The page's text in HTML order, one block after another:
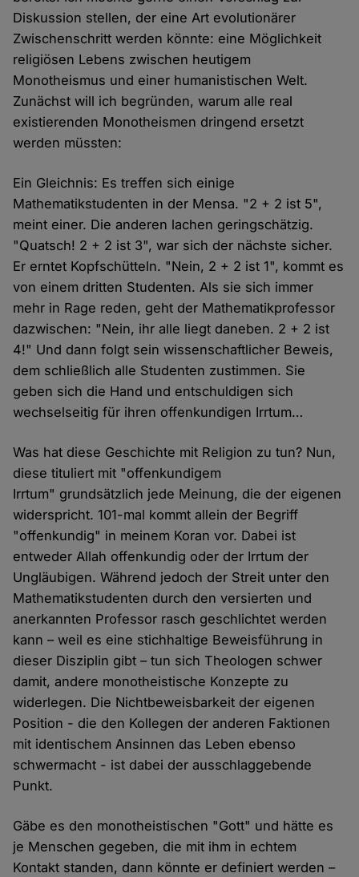
Diskussion stellen, der eine Art evolutionärer
Zwischenschritt werden könnte: eine Möglichkeit
religiösen Lebens zwischen heutigem
Monotheismus und einer humanistischen Welt.
Zunächst will ich begründen, warum alle real
existierenden Monotheismen dringend ersetzt
werden müssten:
Ein Gleichnis: Es treffen sich einige
Mathematikstudenten in der Mensa. "2 + 2 ist 5",
meint einer. Die anderen lachen geringschätzig.
"Quatsch! 2 + 2 ist 3", war sich der nächste sicher.
Er erntet Kopfschütteln. "Nein, 2 + 2 ist 1", kommt es
von einem dritten Studenten. Als sie sich immer
mehr in Rage reden, geht der Mathematikprofessor
dazwischen: "Nein, ihr alle liegt daneben. 2 + 2 ist
4!" Und dann folgt sein wissenschaftlicher Beweis,
dem schließlich alle Studenten zustimmen. Sie
geben sich die Hand und entschuldigen sich
wechselseitig für ihren offenkundigen Irrtum…
Was hat diese Geschichte mit Religion zu tun? Nun,
diese tituliert mit "offenkundigem
Irrtum" grundsätzlich jede Meinung, die der eigenen
widerspricht. 101-mal kommt allein der Begriff
"offenkundig" in meinem Koran vor. Dabei ist
entweder Allah offenkundig oder der Irrtum der
Ungläubigen. Während jedoch der Streit unter den
Mathematikstudenten durch den versierten und
anerkannten Professor rasch geschlichtet werden
kann – weil es eine stichhaltige Beweisführung in
dieser Disziplin gibt – tun sich Theologen schwer
damit, andere monotheistische Konzepte zu
widerlegen. Die Nichtbeweisbarkeit der eigenen
Position - die den Kollegen der anderen Faktionen
mit identischem Ansinnen das Leben ebenso
schwermacht - ist dabei der ausschlaggebende
Punkt.
Gäbe es den monotheistischen "Gott" und hätte es
je Menschen gegeben, die mit ihm in echtem
Kontakt standen, dann könnte er definiert werden –